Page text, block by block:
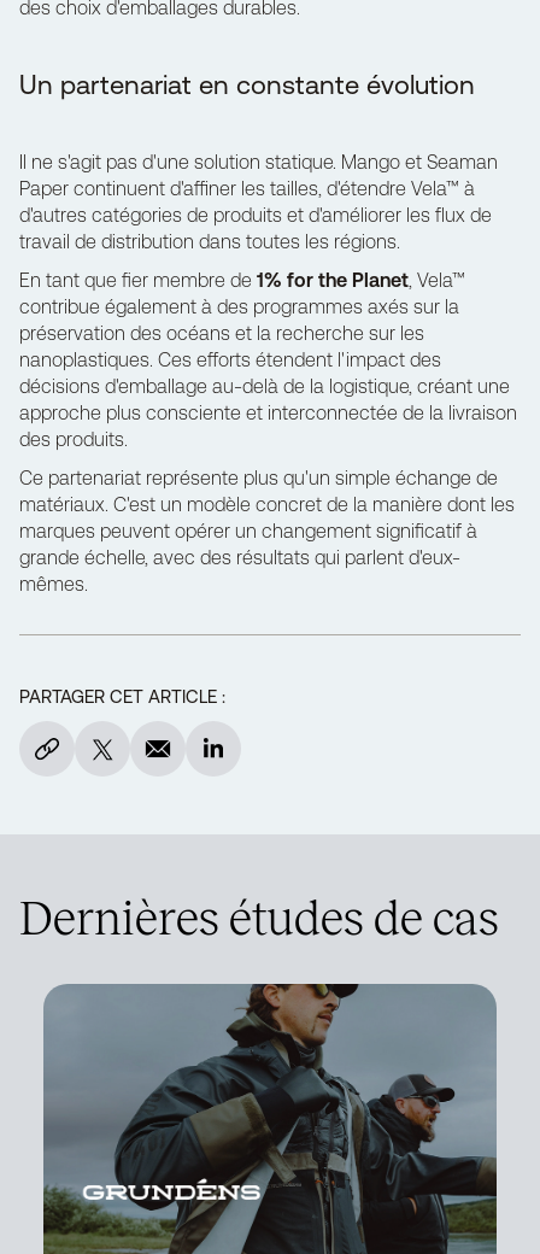
des choix d'emballages durables.
Un partenariat en constante évolution
Il ne s'agit pas d'une solution statique. Mango et Seaman
Paper continuent d'affiner les tailles, d'étendre Vela™ à
d'autres catégories de produits et d'améliorer les flux de
travail de distribution dans toutes les régions.
En tant que fier membre de 1% for the Planet, Vela™
contribue également à des programmes axés sur la
préservation des océans et la recherche sur les
nanoplastiques. Ces efforts étendent l'impact des
décisions d'emballage au-delà de la logistique, créant une
approche plus consciente et interconnectée de la livraison
des produits.
Ce partenariat représente plus qu'un simple échange de
matériaux. C'est un modèle concret de la manière dont les
marques peuvent opérer un changement significatif à
grande échelle, avec des résultats qui parlent d'eux-
mêmes.
PARTAGER CET ARTICLE :
Dernières études de cas